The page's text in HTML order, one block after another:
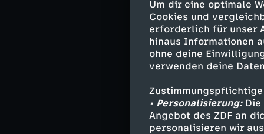
Um dir eine optimale
Cookies und
erforderlich für unser
hinaus Informationen
ohne deine
verwenden deine
• Personalisierung:Die
Angebot des ZDF an
personalisieren wir
versuchen
geplagt, die ihr
Gasmaske.
Darsteller
Ina